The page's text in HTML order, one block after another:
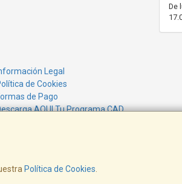
Política de Cookies
Legal
de Cookies
de Pago
AQUI Tu Programa CAD
De
de Mar - BarcelonaTel. 638 527 848 -